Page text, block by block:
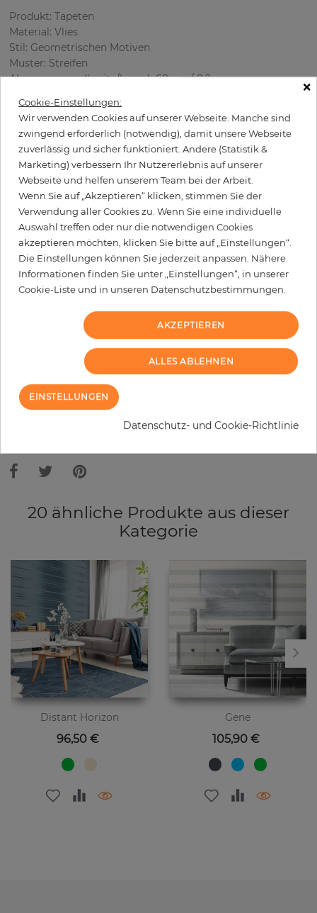
Produkt: Tapeten
Material: Vlies
Stil: Geometrischen Motiven
Muster: Streifen
Abmessungen (breite/lange): 68 cm / 8.2 m
Farbe: Weiß
Musterfarbe: Grün
119,50 € per Rolle
Inkl. 19% MwSt. zzgl. Versand
Grundpreis pro m² - 21,43 €
Wird Kleister benötigt?
− +
IN DEN WARENKORB
MUSTER BESTELLEN
Bitte bedenken Sie, dass es aufgrund unterschiedlicher
Bildschirmeinstellungen zu Abweichungen vom Originalfarbton leicht
20 ähnliche Produkte aus dieser
Kategorie
Distant Horizon
Preis
96,50 €
Gene
Preis
105,90 €
×
Cookie-Einstellungen:
Wir verwenden Cookies auf unserer Webseite. Manche sind
zwingend erforderlich (notwendig), damit unsere Webseite
zuverlässig und sicher funktioniert. Andere (Statistik &
Marketing) verbessern Ihr Nutzererlebnis auf unserer
Webseite und helfen unserem Team bei der Arbeit.
Wenn Sie auf „Akzeptieren“ klicken, stimmen Sie der
Verwendung aller Cookies zu. Wenn Sie eine individuelle
Auswahl treffen oder nur die notwendigen Cookies
akzeptieren möchten, klicken Sie bitte auf „Einstellungen“.
Die Einstellungen können Sie jederzeit anpassen. Nähere
Informationen finden Sie unter „Einstellungen“, in unserer
Cookie-Liste und in unseren Datenschutzbestimmungen.
AKZEPTIEREN
ALLES ABLEHNEN
EINSTELLUNGEN
Datenschutz- und Cookie-Richtlinie